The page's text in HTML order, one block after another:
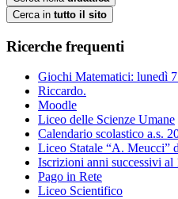
Cerca in tutto il sito
Ricerche frequenti
Giochi Matematici: lunedì
Riccardo.
Moodle
Liceo delle Scienze Umane
Calendario scolastico a.s.
Liceo Statale “A. Meucci”
Iscrizioni anni successivi al
Pago in Rete
Liceo Scientifico